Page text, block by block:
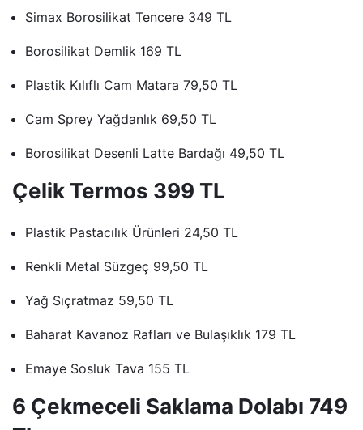
Simax Borosilikat Tencere 349 TL
Borosilikat Demlik 169 TL
Plastik Kılıflı Cam Matara 79,50 TL
Cam Sprey Yağdanlık 69,50 TL
Borosilikat Desenli Latte Bardağı 49,50 TL
Çelik Termos 399 TL
Plastik Pastacılık Ürünleri 24,50 TL
Renkli Metal Süzgeç 99,50 TL
Yağ Sıçratmaz 59,50 TL
Baharat Kavanoz Rafları ve Bulaşıklık 179 TL
Emaye Sosluk Tava 155 TL
6 Çekmeceli Saklama Dolabı 749